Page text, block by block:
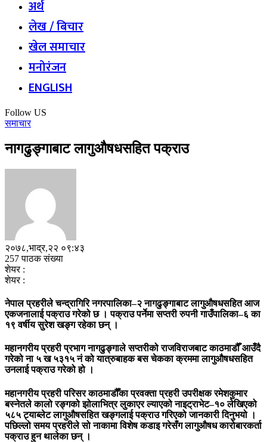
अर्थ
लेख / बिचार
खेल समाचार
मनोरंजन
ENGLISH
Follow US
समाचार
नागढुङ्गाबाट लागुऔषधसहित पक्राउ
२०७८,भाद्र,२२ ०९:४३
257 पाठक संख्या
शेयर :
शेयर :
नेपाल प्रहरीले चन्द्रागिरि नगरपालिका–२ नागढुङ्गाबाट लागुऔषधसहित आज
एकजनालाई पक्राउ गरेको छ । पक्राउ पर्नेमा सप्तरी रुपनी गाउँपालिका–६ का
१९ वर्षीय सुरेश खङ्ग रहेका छन् ।
महानगरीय प्रहरी प्रभाग नागढुङ्गाले सप्तरीको राजविराजबाट काठमाडौँ आउँदै
गरेको ना ५ ख ५३१५ नं को यात्रुबाहक बस चेकका क्रममा लागुऔषधसहित
उनलाई पक्राउ गरेको हो ।
महानगरीय प्रहरी परिसर काठमाडौँका प्रवक्ता प्रहरी उपरीक्षक रमेशकुमार
बस्नेतले कालो रङ्गको झोलाभित्र लुकाएर ल्याएको नाइट्राभेट–१० लेखिएको
५८५ ट्याब्लेट लागुऔषसहित खङ्गलाई पक्राउ गरिएको जानकारी दिनुभयो ।
पछिल्लो समय प्रहरीले सो नाकामा विशेष कडाइ गरेसँग लागुऔषध कारोबारकर्ता
पक्राउ हुन थालेका छन् ।